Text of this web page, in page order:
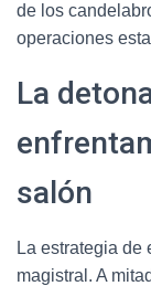
de los
operaciones
La
salón
La estrategia de
magistral. A